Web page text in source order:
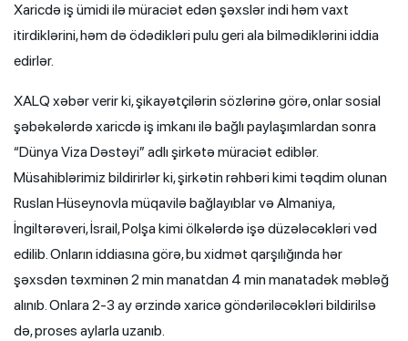
Xaricdə iş ümidi ilə müraciət edən şəxslər indi həm vaxt
itirdiklərini, həm də ödədikləri pulu geri ala bilmədiklərini iddia
edirlər.
XALQ xəbər verir ki, şikayətçilərin sözlərinə görə, onlar sosial
şəbəkələrdə xaricdə iş imkanı ilə bağlı paylaşımlardan sonra
“Dünya Viza Dəstəyi” adlı şirkətə müraciət ediblər.
Müsahiblərimiz bildirirlər ki, şirkətin rəhbəri kimi təqdim olunan
Ruslan Hüseynovla müqavilə bağlayıblar və Almaniya,
İngiltərəveri, İsrail, Polşa kimi ölkələrdə işə düzələcəkləri vəd
edilib. Onların iddiasına görə, bu xidmət qarşılığında hər
şəxsdən təxminən 2 min manatdan 4 min manatadək məbləğ
alınıb. Onlara 2-3 ay ərzində xaricə göndəriləcəkləri bildirilsə
də, proses aylarla uzanıb.